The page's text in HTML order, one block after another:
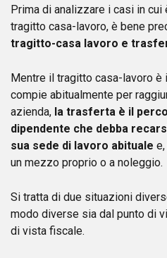
Prima di analizzare i casi in
tragitto casa-lavoro, è bene
tragitto-casa lavoro e
Mentre il tragitto casa-lavoro
compie abitualmente per
azienda, la trasferta è il
dipendente che debba
sua sede di lavoro abituale
un mezzo proprio o a noleggio.
Si tratta di due situazioni
modo diverse sia dal punto di
di vista fiscale.